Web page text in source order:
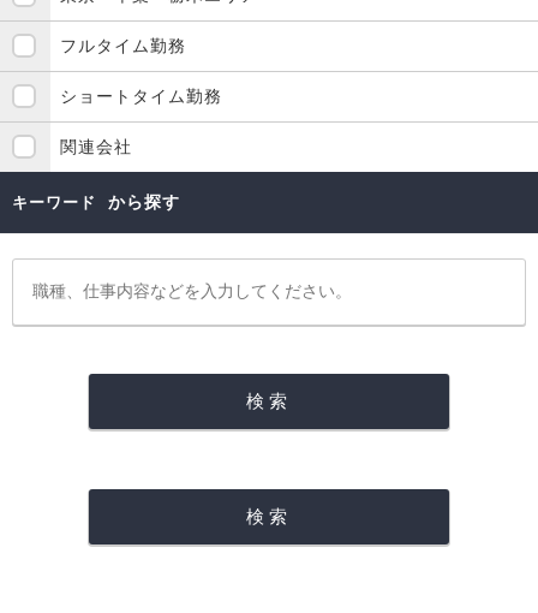
フルタイム勤務
ショートタイム勤務
関連会社
キーワード から探す